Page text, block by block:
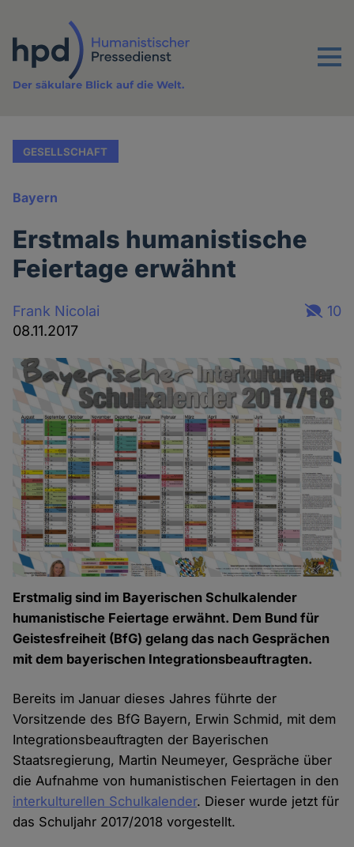
Inhalt
Menu
Der säkulare Blick auf die Welt.
GESELLSCHAFT
Bayern
Erstmals humanistische
Feiertage erwähnt
Frank Nicolai
08.11.2017
10
Erstmalig sind im Bayerischen Schulkalender
humanistische Feiertage erwähnt. Dem Bund für
Geistesfreiheit (BfG) gelang das nach Gesprächen
mit dem bayerischen Integrationsbeauftragten.
Bereits im Januar dieses Jahres führte der
Vorsitzende des BfG Bayern, Erwin Schmid, mit dem
Integrationsbeauftragten der Bayerischen
Staatsregierung, Martin Neumeyer, Gespräche über
die Aufnahme von humanistischen Feiertagen in den
interkulturellen Schulkalender. Dieser wurde jetzt für
das Schuljahr 2017/2018 vorgestellt.